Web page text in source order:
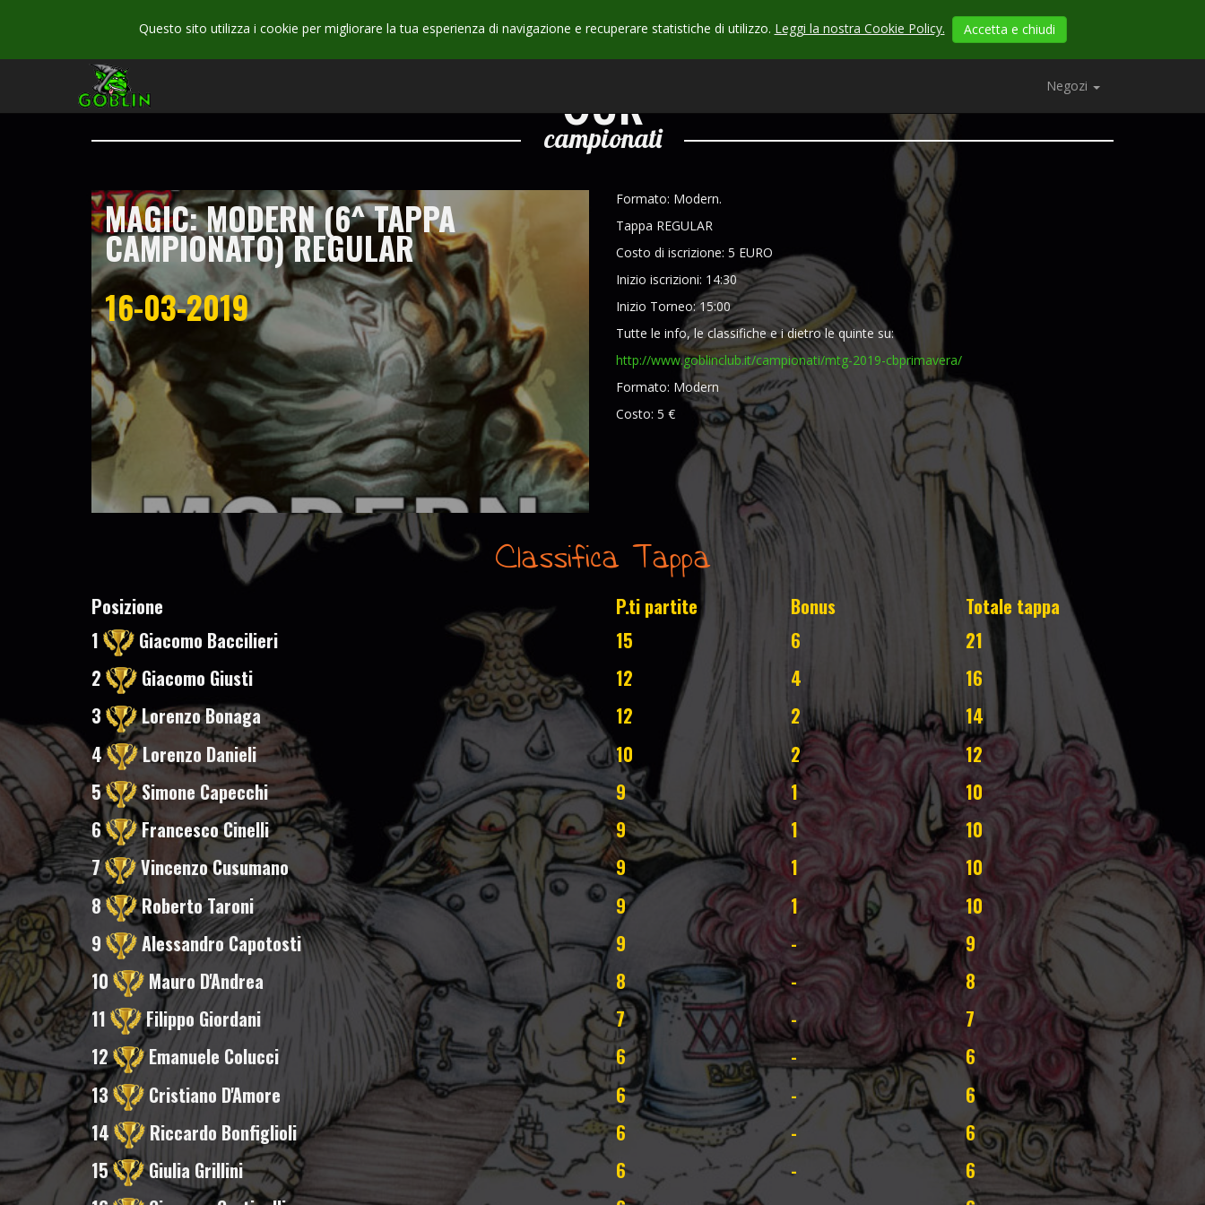
Questo sito utilizza i cookie per migliorare la tua esperienza di navigazione e recuperare statistiche di utilizzo. Leggi la nostra Cookie Policy. Accetta e chiudi
Negozi
OUR
campionati
MAGIC: MODERN (6^ TAPPA
CAMPIONATO) REGULAR
16-03-2019
Formato: Modern.
Tappa REGULAR
Costo di iscrizione: 5 EURO
Inizio iscrizioni: 14:30
Inizio Torneo: 15:00
Tutte le info, le classifiche e i dietro le quinte su:
http://www.goblinclub.it/campionati/mtg-2019-cbprimavera/
Formato: Modern
Costo: 5 €
Classifica Tappa
Posizione P.ti partite Bonus
Totale tappa
1
Giacomo Baccilieri 15 6
21
2
Giacomo Giusti 12 4
16
3
Lorenzo Bonaga 12 2
14
4
Lorenzo Danieli 10 2
12
5
Simone Capecchi 9 1
10
6
Francesco Cinelli 9 1
10
7
Vincenzo Cusumano 9 1
10
8
Roberto Taroni 9 1
10
9
Alessandro Capotosti 9 -
9
10
Mauro D'Andrea 8 -
8
11
Filippo Giordani 7 -
7
12
Emanuele Colucci 6 -
6
13
Cristiano D'Amore 6 -
6
14
Riccardo Bonfiglioli 6 -
6
15
Giulia Grillini 6 -
6